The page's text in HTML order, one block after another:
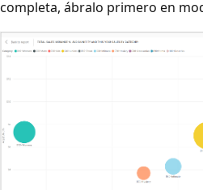
completa, ábralo primero en